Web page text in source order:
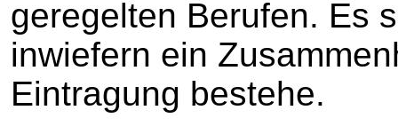
geregelten Berufen. Es
inwiefern ein
Eintragung bestehe.